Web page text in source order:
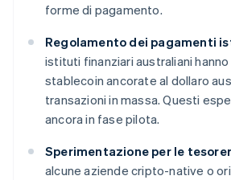
forme di pagamento.
Regolamento dei pagamenti
istituti finanziari australiani
stablecoin ancorate al dollaro
transazioni in massa. Questi
ancora in fase pilota.
Sperimentazione per le
alcune aziende cripto-native o